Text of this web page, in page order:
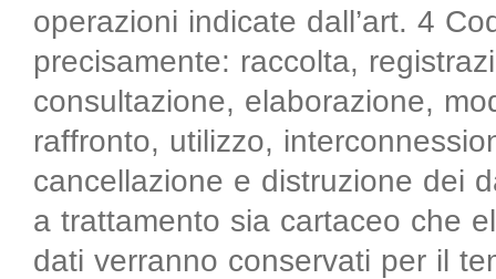
operazioni indicate dall’art. 4
precisamente: raccolta,
consultazione, elaborazione,
raffronto, utilizzo,
cancellazione e distruzione dei
a trattamento sia cartaceo che
dati verranno conservati per il